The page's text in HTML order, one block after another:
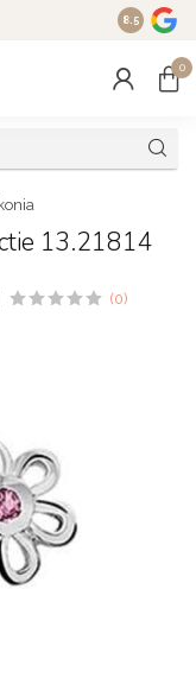
Since
8.5
0
13.21814
(0)